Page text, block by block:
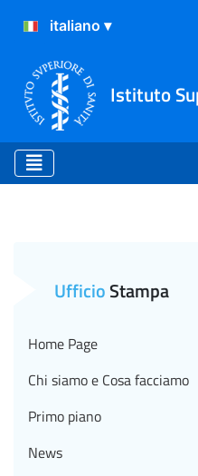
Istituto
UfficioStampa
Home Page
Chi siamo e Cosa facciamo
Primo piano
News